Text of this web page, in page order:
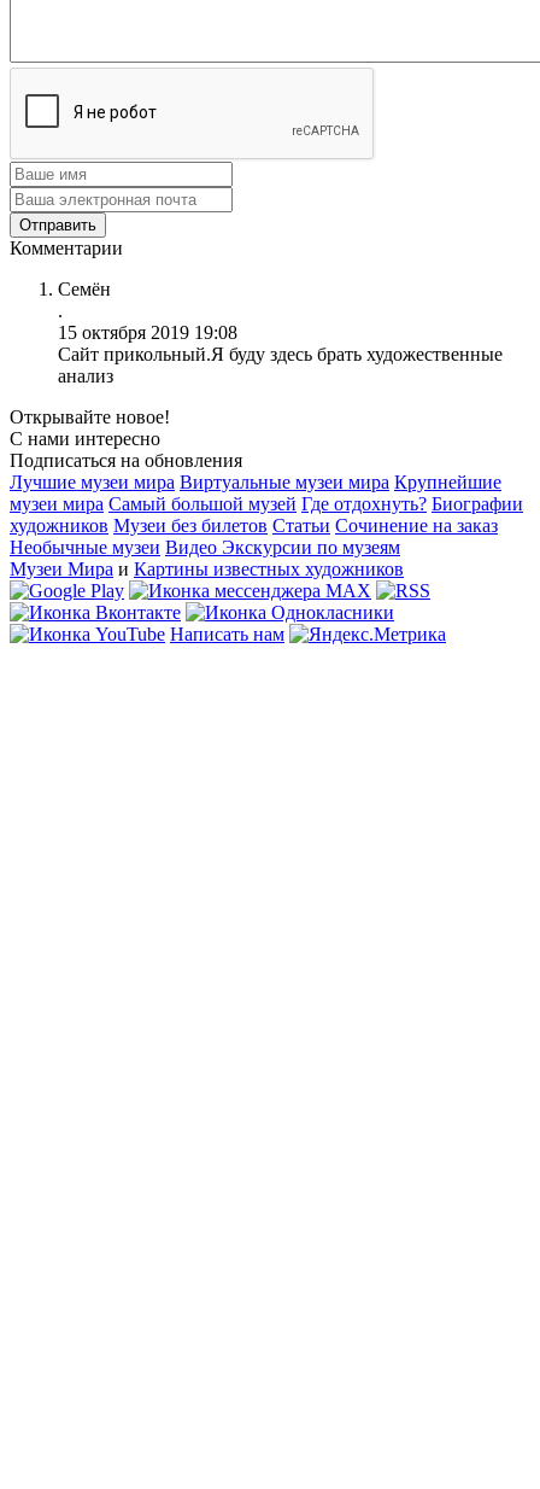
Комментарии
Семён
.
15 октября 2019 19:08
Сайт прикольный.Я буду здесь брать художественные
анализ
Открывайте новое!
С нами интересно
Подписаться на обновления
Лучшие музеи мира Виртуальные музеи мира Крупнейшие
музеи мира Самый большой музей Где отдохнуть? Биографии
художников Музеи без билетов Статьи Сочинение на заказ
Необычные музеи Видео Экскурсии по музеям
Музеи Мира и Картины известных художников
Написать нам